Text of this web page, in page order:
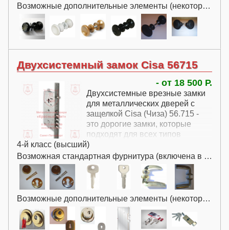
Возможные дополнительные элементы (некоторые за дополнительную плату):
Двухсистемный замок Cisa 56715
- от 18 500 Р.
Двухсистемные врезные замки
для металлических дверей с
защелкой Cisa (Чиза) 56.715 -
это дорогие замки, которые
подходят для всех типов
металлических дверей.
4-й класс (высший)
Возможная стандартная фурнитура (включена в цену):
Возможные дополнительные элементы (некоторые за дополнительную плату):